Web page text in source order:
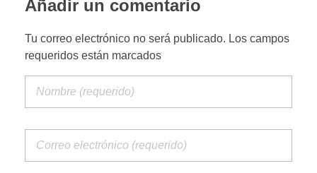
PORTFOLIO WEB
CONTACTA
Añadir un comentario
Tu correo electrónico no será publicado. Los campos
requeridos están marcados